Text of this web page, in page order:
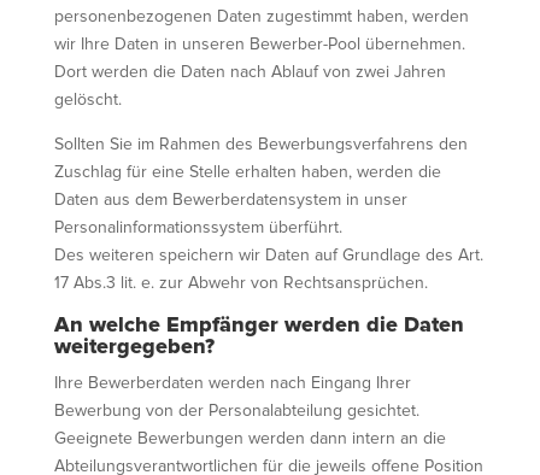
personenbezogenen Daten zugestimmt haben, werden
wir Ihre Daten in unseren Bewerber-Pool übernehmen.
Dort werden die Daten nach Ablauf von zwei Jahren
gelöscht.
Sollten Sie im Rahmen des Bewerbungsverfahrens den
Zuschlag für eine Stelle erhalten haben, werden die
Daten aus dem Bewerberdatensystem in unser
Personalinformationssystem überführt.
Des weiteren speichern wir Daten auf Grundlage des Art.
17 Abs.3 lit. e. zur Abwehr von Rechtsansprüchen.
An welche Empfänger werden die Daten
weitergegeben?
Ihre Bewerberdaten werden nach Eingang Ihrer
Bewerbung von der Personalabteilung gesichtet.
Geeignete Bewerbungen werden dann intern an die
Abteilungsverantwortlichen für die jeweils offene Position